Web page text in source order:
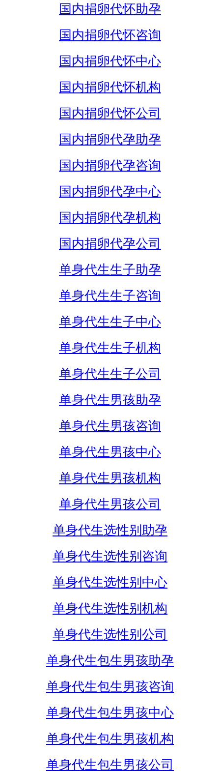
国内捐卵代怀助孕
国内捐卵代怀咨询
国内捐卵代怀中心
国内捐卵代怀机构
国内捐卵代怀公司
国内捐卵代孕助孕
国内捐卵代孕咨询
国内捐卵代孕中心
国内捐卵代孕机构
国内捐卵代孕公司
单身代生生子助孕
单身代生生子咨询
单身代生生子中心
单身代生生子机构
单身代生生子公司
单身代生男孩助孕
单身代生男孩咨询
单身代生男孩中心
单身代生男孩机构
单身代生男孩公司
单身代生选性别助孕
单身代生选性别咨询
单身代生选性别中心
单身代生选性别机构
单身代生选性别公司
单身代生包生男孩助孕
单身代生包生男孩咨询
单身代生包生男孩中心
单身代生包生男孩机构
单身代生包生男孩公司